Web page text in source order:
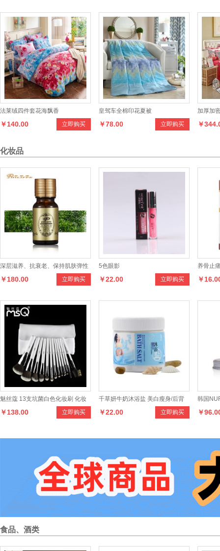
法莱绒四件套花海飘香
立即购买
￥140.00
皇驾车全棉印花夏被
立即购买
￥78.00
加厚加
套
￥
化妆品
深层滋养、抗衰老、保持肌肤弹性
立即购买
￥180.00
5色眼影
立即购买
￥22.00
养骨止
￥
魅丝蔻 13支坑菌白色化妆刷 化妆
工具 化妆刷套装 立即购买
￥138.00
千草妍牛奶沐浴盐 美白瘦身/后背
祛痘/鸡皮肤/角质/300g 立即购买
￥22.00
韩国
￥
食品、酒类